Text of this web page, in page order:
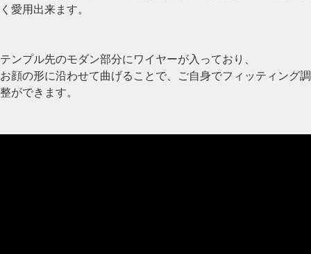
く愛用出来ます。
テンプル先のモダン部分にワイヤーが入っており、
お顔の形に沿わせて曲げることで、ご自身でフィッティング調
整ができます。